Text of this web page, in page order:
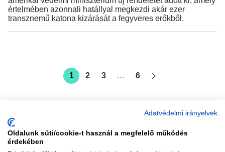
értelmében azonnali hatállyal megkezdi akár ezer
transznemű katona kizárását a fegyveres erőkből.
1 2 3 … 6
Adatvédelmi irányelvek
Oldalunk süti/cookie-t használ a megfelelő működés
érdekében